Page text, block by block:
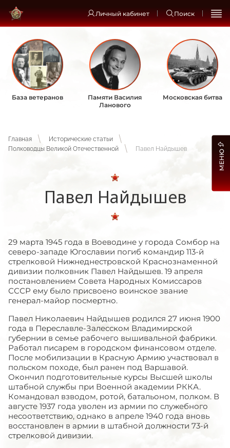
Личный кабинет Поиск
База ветеранов
Памяти Василия
Ланового
Московская битва
Главная
Исторические статьи
Полководцы Великой Отечественной
Павел Найдышев
Павел Найдышев
29 марта 1945 года в Воеводине у города Сомбор на
северо-западе Югославии погиб командир 113-й
стрелковой Нижнеднестровской Краснознаменной
дивизии полковник Павел Найдышев. 19 апреля
постановлением Совета Народных Комиссаров
СССР ему было присвоено воинское звание
генерал-майор посмертно.
Павел Николаевич Найдышев родился 27 июня 1900
года в Переславле-Залесском Владимирской
губернии в семье рабочего вышивальной фабрики.
Работал писарем в городском финансовом отделе.
После мобилизации в Красную Армию участвовал в
польском походе, был ранен под Варшавой.
Окончил подготовительные курсы Высшей школы
штабной службы при Военной академии РККА.
Командовал взводом, ротой, батальоном, полком. В
августе 1937 года уволен из армии по служебного
несоответствию, однако в апреле 1940 года вновь
восстановлен в армии в штабной должности 73-й
стрелковой дивизии.
МЕНЮ